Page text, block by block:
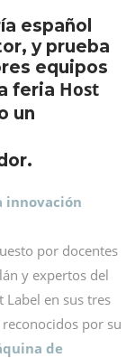
español
y prueba
equipos
feria Host
un
innovación
por docentes
y expertos del
en sus tres
por su
de